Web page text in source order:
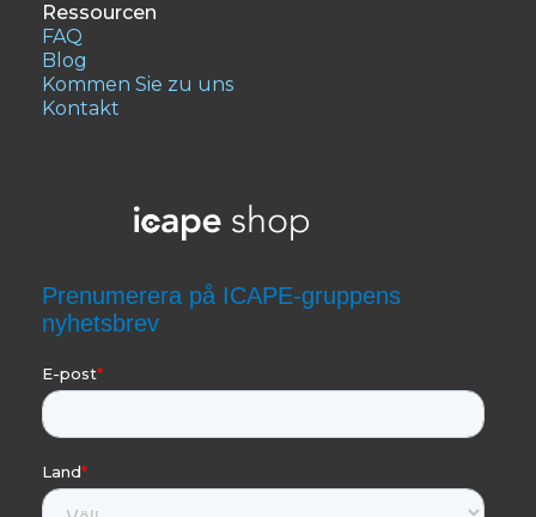
Ressourcen
FAQ
Blog
Kommen Sie zu uns
Kontakt